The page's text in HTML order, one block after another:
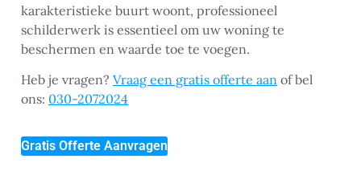
karakteristieke buurt woont, professioneel
schilderwerk is essentieel om uw woning te
beschermen en waarde toe te voegen.
Heb je vragen? Vraag een gratis offerte aan of bel
ons: 030-2072024
Gratis Offerte Aanvragen